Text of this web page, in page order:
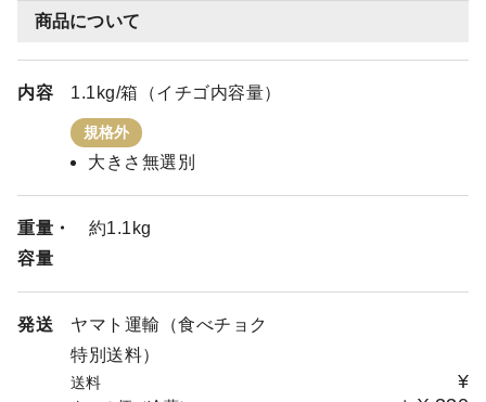
商品について
内容 1.1kg/箱（イチゴ内容量）
規格外
大きさ無選別
重量・
容量
約1.1kg
発送
ヤマト運輸（食べチョク
特別送料）
送料 ¥